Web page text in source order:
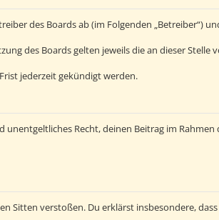
des Boards ab (im Folgenden „Betreiber“)
des Boards gelten jeweils die an dieser Stelle
jederzeit gekündigt werden.
Recht, deinen Beitrag im Rahmen
Sitten verstoßen. Du erklärst insbesondere,